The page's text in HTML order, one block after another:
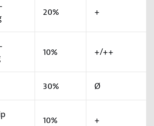
20% +
10% +/++
30% Ø
10% +